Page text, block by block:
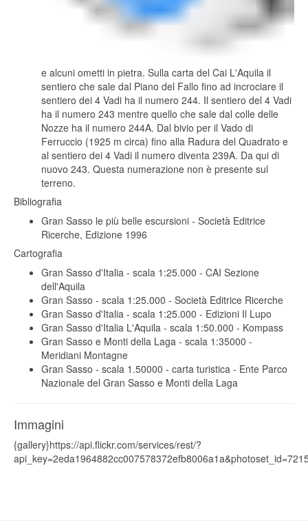
e alcuni ometti in pietra. Sulla carta del Cai L'Aquila il
sentiero che sale dal Piano del Fallo fino ad incrociare il
sentiero dei 4 Vadi ha il numero 244. Il sentiero del 4 Vadi
ha il numero 243 mentre quello che sale dal colle delle
Nozze ha il numero 244A. Dal bivio per il Vado di
Ferruccio (1925 m circa) fino alla Radura del Quadrato e
al sentiero dei 4 Vadi il numero diventa 239A. Da qui di
nuovo 243. Questa numerazione non è presente sul
terreno.
Bibliografia
Gran Sasso le più belle escursioni - Società Editrice
Ricerche, Edizione 1996
Cartografia
Gran Sasso d'Italia - scala 1:25.000 - CAI Sezione
dell'Aquila
Gran Sasso - scala 1:25.000 - Società Editrice Ricerche
Gran Sasso d'Italia - scala 1:25.000 - Edizioni Il Lupo
Gran Sasso d'Italia L'Aquila - scala 1:50.000 - Kompass
Gran Sasso e Monti della Laga - scala 1:35000 -
Meridiani Montagne
Gran Sasso - scala 1.50000 - carta turistica - Ente Parco
Nazionale del Gran Sasso e Monti della Laga
Immagini
{gallery}https://api.flickr.com/services/rest/?